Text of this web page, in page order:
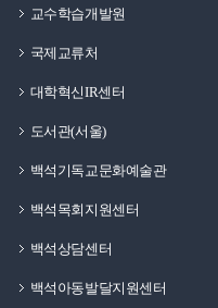
교수학습개발원
국제교류처
대학혁신IR센터
도서관(서울)
백석기독교문화예술관
백석목회지원센터
백석상담센터
백석아동발달지원센터